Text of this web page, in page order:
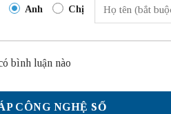
Anh Chị
bình luận nào
CÔNG NGHỆ SỐ